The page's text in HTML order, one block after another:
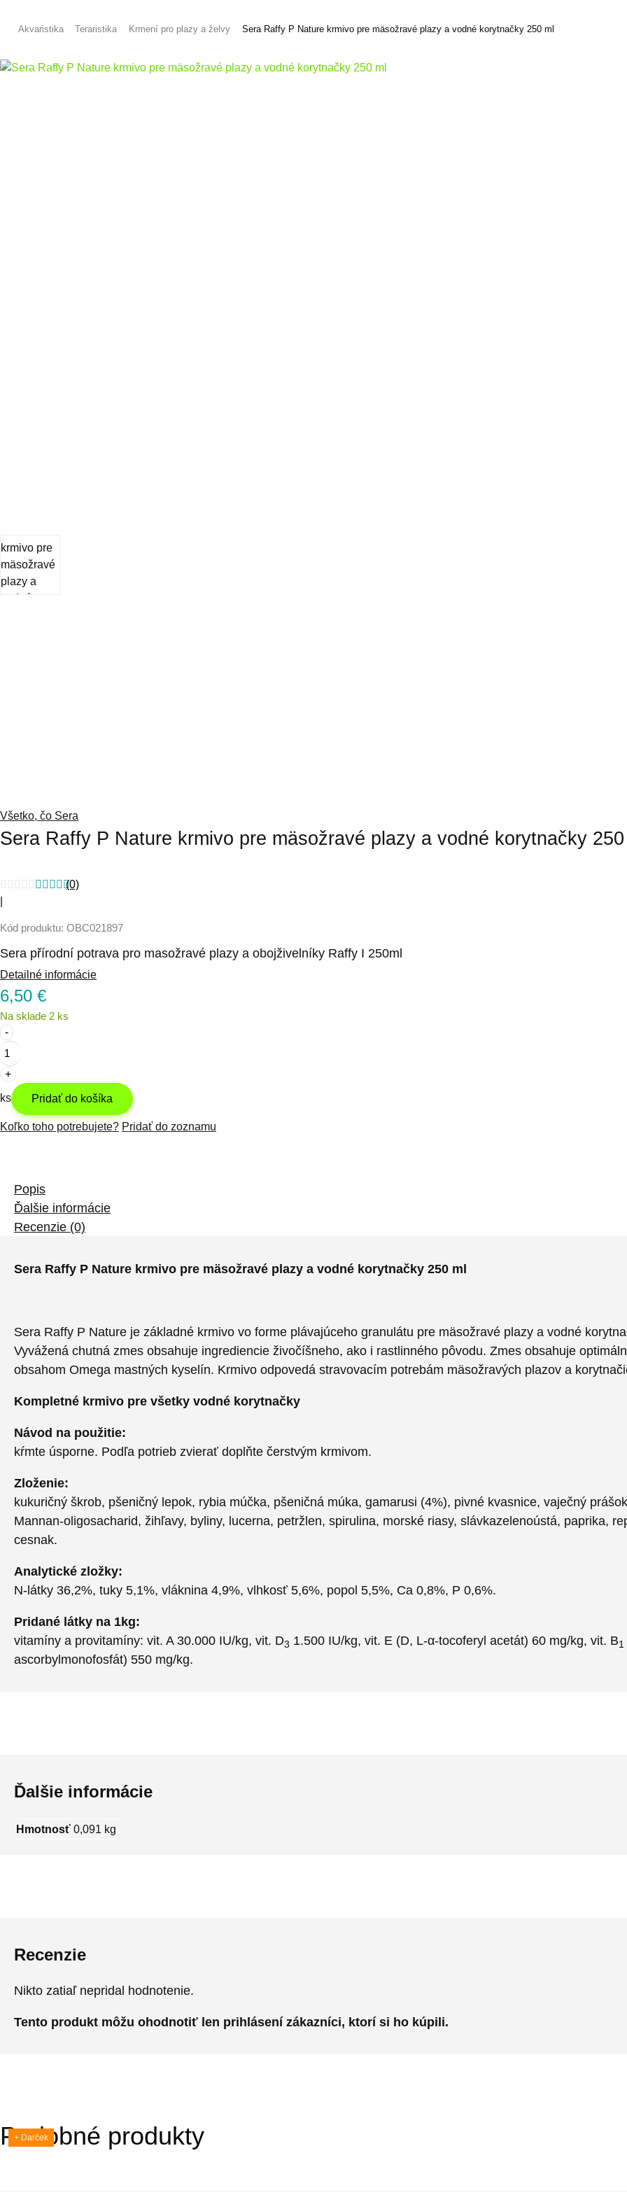
Akvaristika Teraristika Krmení pro plazy a želvy Sera Raffy P Nature krmivo pre mäsožravé plazy a vodné korytnačky 250 ml
Všetko, čo Sera
Sera Raffy P Nature krmivo pre mäsožravé plazy a vodné korytnačky
(0)
Kód produktu: OBC021897
Sera přírodní potrava pro masožravé plazy a obojživelníky Raffy I 250ml
Detailné informácie
6,50 €
Na sklade 2 ks
množstvo
Sera
Raffy
Nature
krmivo
pre
vodné
korytnačky
250
ks Pridať do košíka
Koľko toho potrebujete? Pridať do zoznamu
Popis
Ďalšie informácie
Recenzie (0)
Sera Raffy P Nature krmivo pre mäsožravé plazy a vodné korytnačky 250 ml
Sera Raffy P Nature je základné krmivo vo forme plávajúceho granulátu pre mäsožravé plazy a vodné
Vyvážená chutná zmes obsahuje ingrediencie živočíšneho, ako i rastlinného pôvodu. Zmes obsahuje
obsahom Omega mastných kyselín. Krmivo odpovedá stravovacím potrebám mäsožravých plazov a
Kompletné krmivo pre všetky vodné korytnačky
Návod na použitie:
kŕmte úsporne. Podľa potrieb zvierať doplňte čerstvým krmivom.
Zloženie:
kukuričný škrob, pšeničný lepok, rybia múčka, pšeničná múka, gamarusi (4%), pivné kvasnice, vaječný
Mannan-oligosacharid, žihľavy, byliny, lucerna, petržlen, spirulina, morské riasy, slávkazelenoústá, paprika,
cesnak.
Analytické zložky:
N-látky 36,2%, tuky 5,1%, vláknina 4,9%, vlhkosť 5,6%, popol 5,5%, Ca 0,8%, P 0,6%.
Pridané látky na 1kg:
vitamíny a provitamíny: vit. A 30.000 IU/kg, vit. D3 1.500 IU/kg, vit. E (D, L-α-tocoferyl acetát) 60 mg/kg, vit. B1
ascorbylmonofosfát) 550 mg/kg.
Ďalšie informácie
Hmotnosť 0,091 kg
Recenzie
Nikto zatiaľ nepridal hodnotenie.
Tento produkt môžu ohodnotiť len prihlásení zákazníci, ktorí si ho kúpili.
Podobné produkty
+ Darček
+ Darček
+ Darček
+ Darček